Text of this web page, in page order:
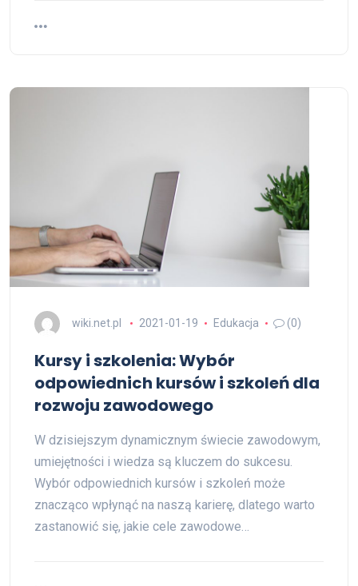
wiki.net.pl 2021-01-19 Edukacja (0)
Kursy i szkolenia: Wybór
odpowiednich kursów i szkoleń dla
rozwoju zawodowego
W dzisiejszym dynamicznym świecie zawodowym,
umiejętności i wiedza są kluczem do sukcesu.
Wybór odpowiednich kursów i szkoleń może
znacząco wpłynąć na naszą karierę, dlatego warto
zastanowić się, jakie cele zawodowe…